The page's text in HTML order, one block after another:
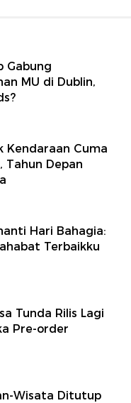
Gabung
MU di Dublin,
Kendaraan Cuma
Tahun Depan
Hari Bahagia:
Terbaikku
Tunda Rilis Lagi
Pre-order
Wisata Ditutup